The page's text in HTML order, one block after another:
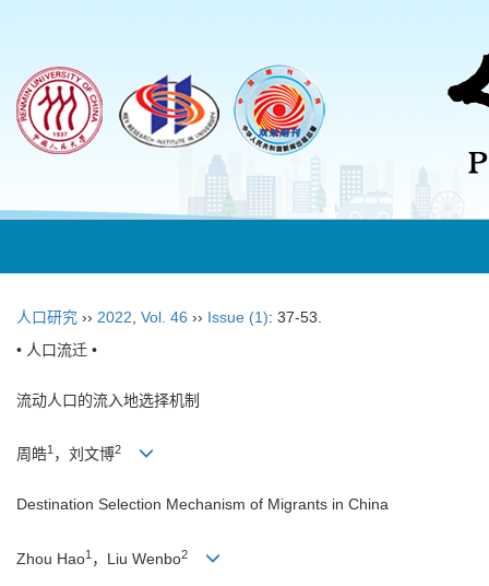
人口研究 ›› 2022 Vol. 46 ›› Issue (1): 37-53.
• 人口流迁 •
流动人口的流入地选择机制
周皓1 ，刘文博2
Destination Selection Mechanism of Migrants in China
Zhou Hao1 ，Liu Wenbo2